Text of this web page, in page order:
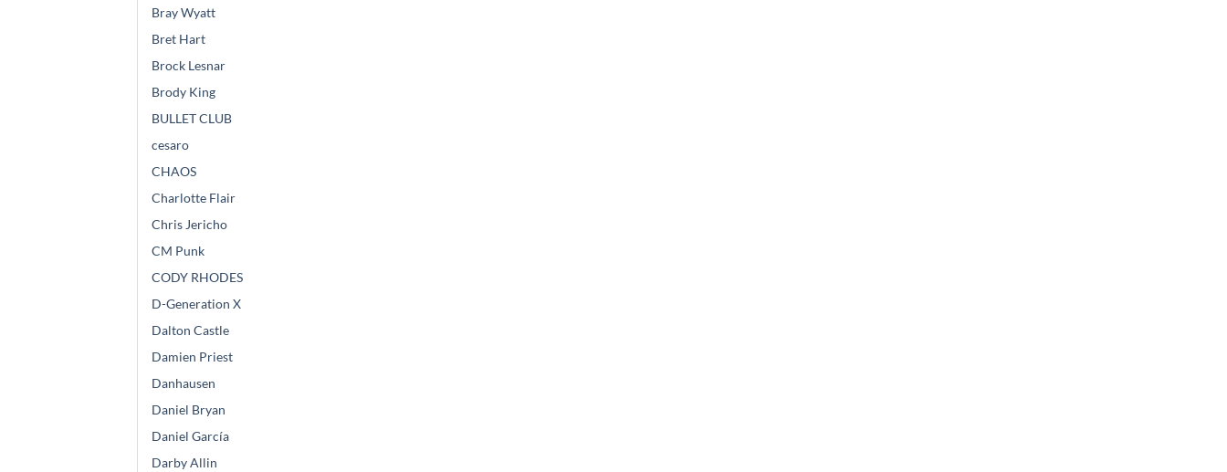
Bray Wyatt
Bret Hart
Brock Lesnar
Brody King
BULLET CLUB
cesaro
CHAOS
Charlotte Flair
Chris Jericho
CM Punk
CODY RHODES
D-Generation X
Dalton Castle
Damien Priest
Danhausen
Daniel Bryan
Daniel García
Darby Allin